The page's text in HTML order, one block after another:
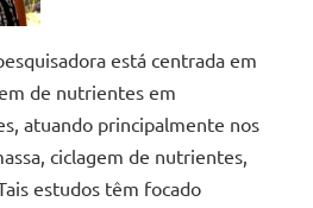
está centrada em
de nutrientes em
atuando principalmente nos
ciclagem de nutrientes,
estudos têm focado